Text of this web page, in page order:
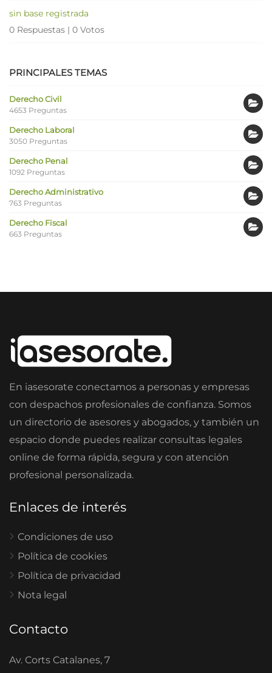
sin base registrada
0 Respuestas | 0 Votos
PRINCIPALES TEMAS
Derecho Civil
4653 Preguntas
Derecho Laboral
3050 Preguntas
Derecho Penal
1092 Preguntas
Derecho Administrativo
763 Preguntas
Derecho Fiscal
663 Preguntas
En iasesorate conectamos a personas y empresas
con despachos profesionales de confianza. Somos
un directorio de asesores y abogados, y también un
espacio donde puedes realizar consultas legales
online de forma rápida, segura y con atención
profesional personalizada.
Enlaces de interés
Condiciones de uso
Política de cookies
Política de privacidad
Nota legal
Contacto
Av. Corts Catalanes, 7